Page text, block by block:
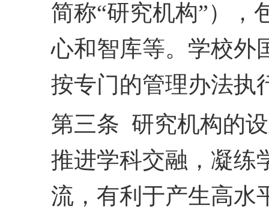
简称“研究机构”），
心和智库等。学校外
按专门的管理办法执
第三条 研究机构的
推进学科交融，凝练
流， 有利于产生高水